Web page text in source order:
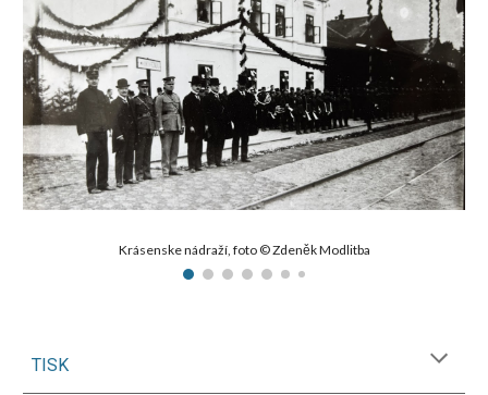
Krásenske nádraží, foto © Zdeněk Modlitba
TISK